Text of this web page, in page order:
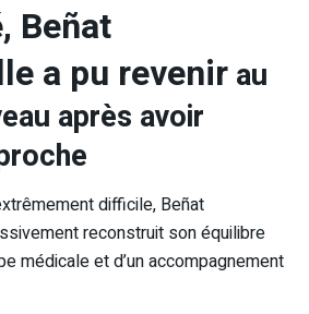
Beñat
a pu revenirau
après avoir
difficile, Beñat
reconstruit son équilibre
médicale et d’un accompagnement